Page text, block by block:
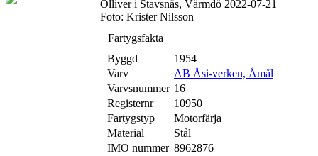
Olliver i Stavsnäs, Värmdö 2022-07-21
Foto: Krister Nilsson
Fartygsfakta
Byggd
1954
Varv
AB Åsi-verken, Åmål
Varvsnummer 16
Registernr
10950
Fartygstyp
Motorfärja
Material
Stål
IMO nummer 8962876